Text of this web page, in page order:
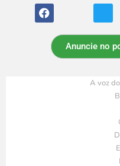
Anuncie no
A voz